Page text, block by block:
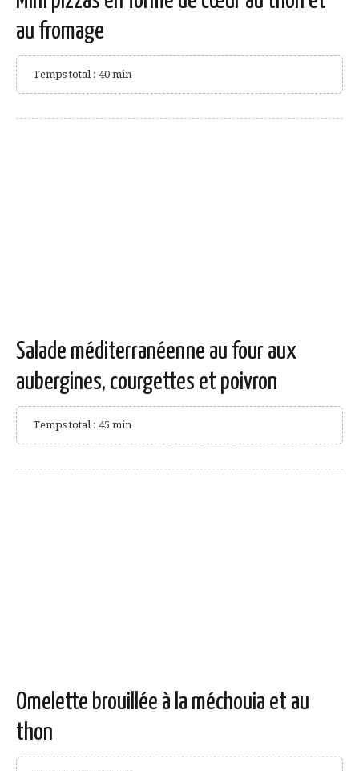
au fromage
Temps total : 40 min
Salade méditerranéenne au four aux
aubergines, courgettes et poivron
Temps total : 45 min
Omelette brouillée à la méchouia et au
thon